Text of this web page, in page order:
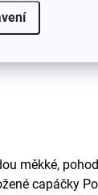
měkké,
capáčky